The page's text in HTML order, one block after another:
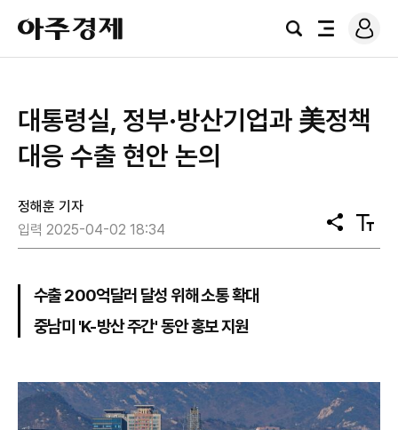
아
주
경
검
전
로
그
대통령실, 정부·방산기업과 美정책
대응 수출 현안 논의
정해훈 기자
입력 2025-04-02 18:34
공
유
텍
스
수출 200억달러 달성 위해 소통 확대
중남미 'K-방산 주간' 동안 홍보 지원